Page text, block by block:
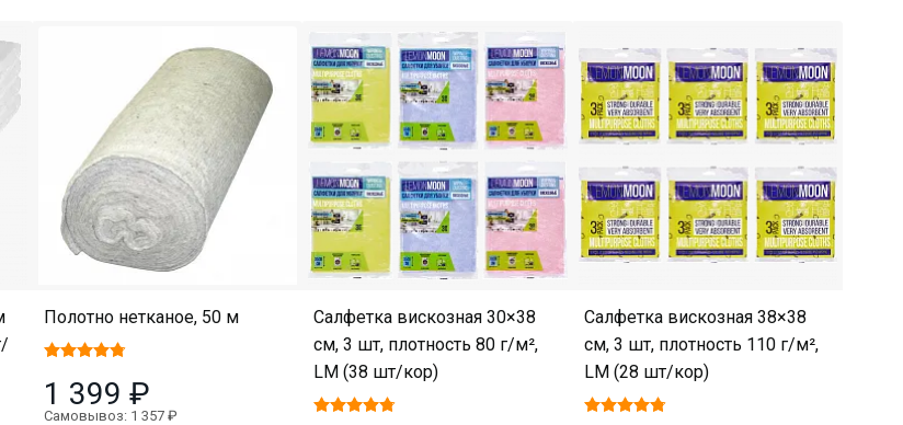
Полотно нетканое, 50 м
1 399 ₽
Самовывоз: 1 357 ₽
Салфетка вискозная 30×38
см, 3 шт, плотность 80 г/м²,
LM (38 шт/кор)
Салфетка вискозная 38×38
см, 3 шт, плотность 110 г/м²,
LM (28 шт/кор)